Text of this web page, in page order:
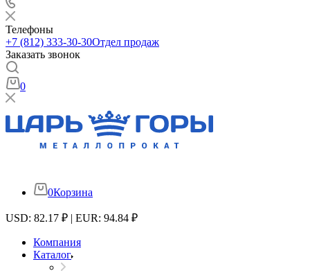
Телефоны
+7 (812) 333-30-30Отдел продаж
Заказать звонок
0
0Корзина
USD: 82.17 ₽ | EUR: 94.84 ₽
Компания
Каталог